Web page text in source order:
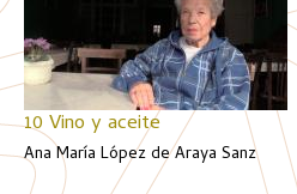
10 Vino y aceite
Ana María López de Araya Sanz